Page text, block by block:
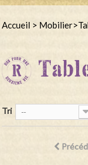
Accueil > Mobilier>
Tri --